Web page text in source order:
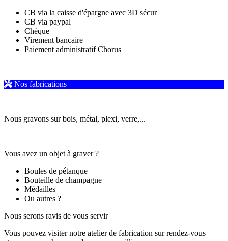
CB via la caisse d'épargne avec 3D sécur
CB via paypal
Chèque
Virement bancaire
Paiement administratif Chorus
Nos fabrications
Nous gravons sur bois, métal, plexi, verre,...
Vous avez un objet à graver ?
Boules de pétanque
Bouteille de champagne
Médailles
Ou autres ?
Nous serons ravis de vous servir
Vous pouvez visiter notre atelier de fabrication sur rendez-vous